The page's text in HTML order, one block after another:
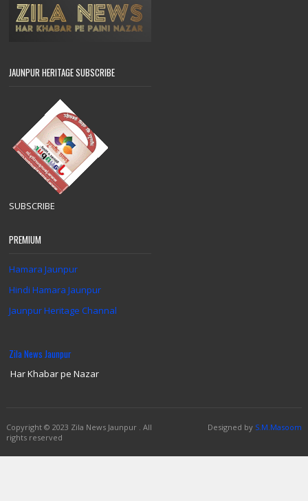
JAUNPUR HERITAGE SUBSCRIBE
SUBSCRIBE
PREMIUM
Hamara Jaunpur
Hindi Hamara Jaunpur
Jaunpur Heritage Channal
Zila News Jaunpur
Har Khabar pe Nazar
Copyright© 2023 Zila News Jaunpur . All
rights reserved
Designed by S.M.Masoom